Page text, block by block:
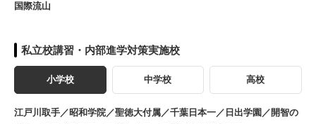
国際流山
私立校講習・内部進学対策実施校
小学校 中学校 高校
江戸川取手／昭和学院／聖徳大付属／千葉日本一／日出学園／開智の